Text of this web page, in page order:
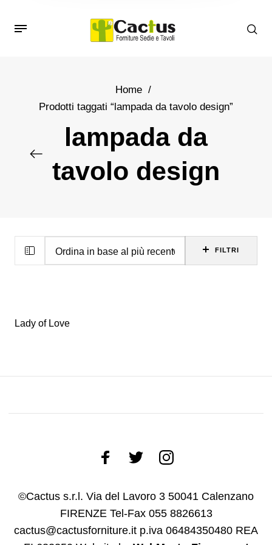
Home /
Prodotti taggati “lampada da tavolo design”
lampada da
tavolo design
FILTRI
Lady of Love
©Cactus s.r.l. Via del Lavoro 3 50041 Calenzano
FIRENZE Tel-Fax 055 8826613
cactus@cactusforniture.it p.iva 06484350480 REA